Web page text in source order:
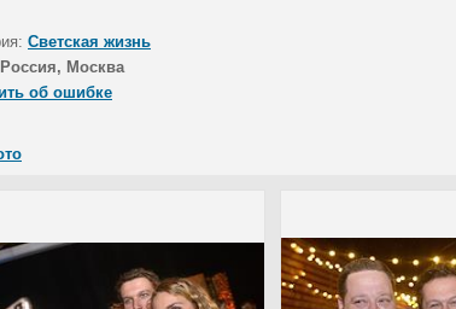
Светская жизнь
Россия, Москва
об ошибке